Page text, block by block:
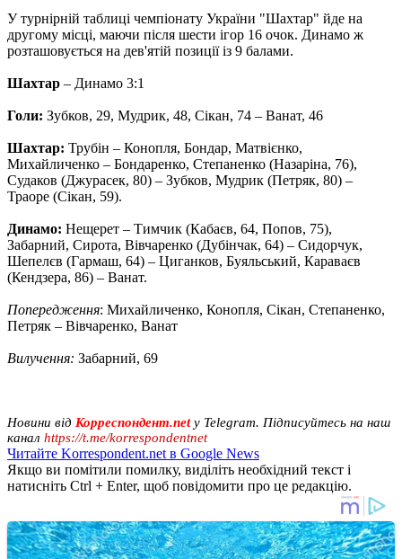
У турнірній таблиці чемпіонату України "Шахтар" йде на
другому місці, маючи після шести ігор 16 очок. Динамо ж
розташовується на дев'ятій позиції із 9 балами.
Шахтар – Динамо 3:1
Голи: Зубков, 29, Мудрик, 48, Сікан, 74 – Ванат, 46
Шахтар: Трубін – Конопля, Бондар, Матвієнко,
Михайличенко – Бондаренко, Степаненко (Назаріна, 76),
Судаков (Джурасек, 80) – Зубков, Мудрик (Петряк, 80) –
Траоре (Сікан, 59).
Динамо: Нещерет – Тимчик (Кабаєв, 64, Попов, 75),
Забарний, Сирота, Вівчаренко (Дубінчак, 64) – Сидорчук,
Шепелєв (Гармаш, 64) – Циганков, Буяльський, Караваєв
(Кендзера, 86) – Ванат.
Попередження: Михайличенко, Конопля, Сікан, Степаненко,
Петряк – Вівчаренко, Ванат
Вилучення: Забарний, 69
Новини від Корреспондент.netу Telegram. Підписуйтесь на наш
канал https://t.me/korrespondentnet
Читайте Korrespondent.net в Google News
Якщо ви помітили помилку, виділіть необхідний текст і
натисніть Ctrl + Enter, щоб повідомити про це редакцію.